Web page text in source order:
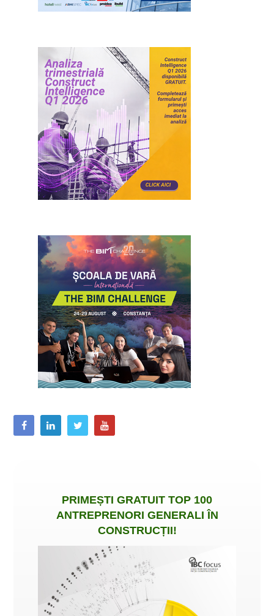
PRIMEȘTI GRATUIT TOP 100
ANTREPRENORI GENERALI ÎN
CONSTRUCȚII!